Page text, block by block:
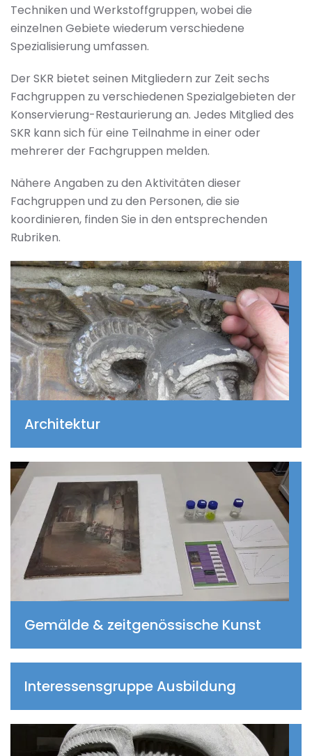
Techniken und Werkstoffgruppen, wobei die
einzelnen Gebiete wiederum verschiedene
Spezialisierung umfassen.
Der SKR bietet seinen Mitgliedern zur Zeit sechs
Fachgruppen zu verschiedenen Spezialgebieten der
Konservierung-Restaurierung an. Jedes Mitglied des
SKR kann sich für eine Teilnahme in einer oder
mehrerer der Fachgruppen melden.
Nähere Angaben zu den Aktivitäten dieser
Fachgruppen und zu den Personen, die sie
koordinieren, finden Sie in den entsprechenden
Rubriken.
Architektur
Gemälde & zeitgenössische Kunst
Interessensgruppe Ausbildung